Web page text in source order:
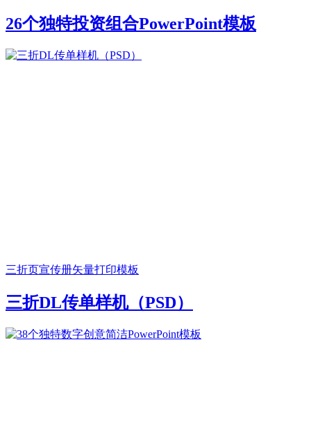
26个独特投资组合PowerPoint模板
三折页宣传册矢量打印模板
三折DL传单样机（PSD）